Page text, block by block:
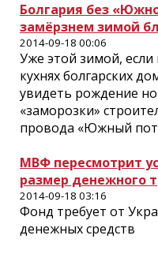
Болгария без
замёрзнем зимой
2014-09-18 00:06
Уже этой зимой, если
кухнях болгарских
увидеть рождение
«заморозки»
провода «Южный
МВФ пересмотрит
размер денежного
2014-09-18 03:16
Фонд требует от
денежных средств